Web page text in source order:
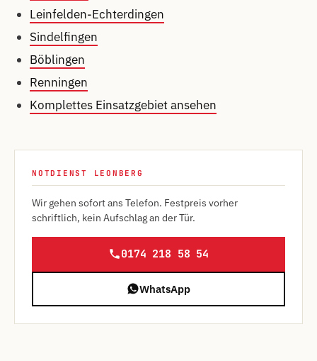
Leinfelden-Echterdingen
Sindelfingen
Böblingen
Renningen
Komplettes Einsatzgebiet ansehen
NOTDIENST LEONBERG
Wir gehen sofort ans Telefon. Festpreis vorher
schriftlich, kein Aufschlag an der Tür.
0174 218 58 54
WhatsApp